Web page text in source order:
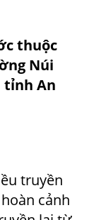
thuộc
Núi
tỉnh An
truyền
cảnh